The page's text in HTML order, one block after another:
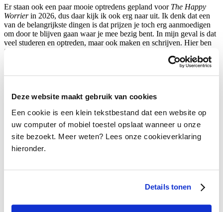
Deze website maakt gebruik van cookies
Een cookie is een klein tekstbestand dat een website op
uw computer of mobiel toestel opslaat wanneer u onze
site bezoekt. Meer weten? Lees onze cookieverklaring
hieronder.
Details tonen
Er staan ook een paar mooie optredens gepland voor The Happy
Worrierin 2026, dus daar kijk ik ook erg naar uit. Ik denk dat een
van de belangrijkste dingen is dat prijzen je toch erg aanmoedigen
om door te blijven gaan waar je mee bezig bent. In mijn geval is dat
veel studeren en optreden, maar ook maken en schrijven. Hier ben
ik erg dankbaar voor.”
Zijn er ook nog nieuwe projecten waaraan je op dit moment
werkt?
bijna als uitdaging om een volgend album te laten contrasteren met
vaak gehoord. Maar ook toen zeiden mensen: ‘je hoort nog steeds
dat jij het bent en dat de liedjes door jou geschreven zijn’. Ik denk
dat ik mijzelf probeer uit te dagen om te kijken hoever ik hierin kan
gaan. De komende plaat gaat in ieder geval weer heel anders
worden dan de vorige. Sowieso is het erg leuk om weer een keer